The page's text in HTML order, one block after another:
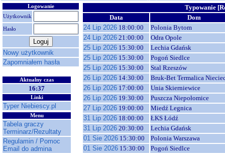
Logowanie
Użytkownik
Hasło
Nowy użytkownik
Zapomniałem hasła
Aktualny czas
16:37
Linki
Typer Niebiescy.pl
Menu
Tabela graczy
Terminarz/Rezultaty
Regulamin / Pomoc
Email do admina
Typowanie
Data
Dom
24 Lip 2026 18:00:00
Polonia Bytom
24 Lip 2026 21:00:00
Odra Opole
25 Lip 2026 15:30:00
Lechia Gdańsk
25 Lip 2026 15:30:00
Pogoń Siedlce
25 Lip 2026 15:30:00
Stal Rzeszów
26 Lip 2026 14:30:00
Bruk-Bet Termalica
26 Lip 2026 17:00:00
Unia Skierniewice
26 Lip 2026 19:30:00
Puszcza Niepołomice
27 Lip 2026 19:00:00
Miedź Legnica
31 Lip 2026 18:00:00
ŁKS Łódź
31 Lip 2026 20:30:00
Lechia Gdańsk
01 Sie 2026 15:30:00
Polonia Warszawa
01 Sie 2026 15:30:00
Pogoń Siedlce